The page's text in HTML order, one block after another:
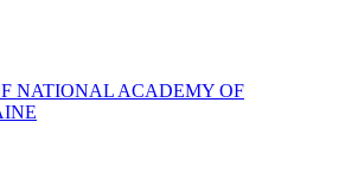
NATIONAL ACADEMY OF